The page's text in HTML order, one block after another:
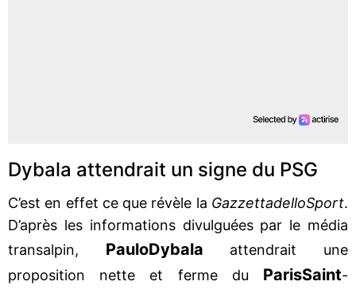
Dybala attendrait un signe du PSG
C’est en effet ce que révèle la GazzettadelloSport.
D’après les informations divulguées par le média
transalpin, PauloDybala attendrait une
proposition nette et ferme du ParisSaint-